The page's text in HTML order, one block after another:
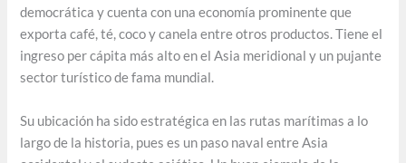
democrática y cuenta con una economía prominente que
exporta café, té, coco y canela entre otros productos. Tiene el
ingreso per cápita más alto en el Asia meridional y un pujante
sector turístico de fama mundial.
Su ubicación ha sido estratégica en las rutas marítimas a lo
largo de la historia, pues es un paso naval entre Asia